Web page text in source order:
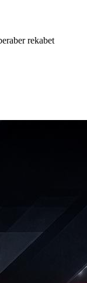
rekabet